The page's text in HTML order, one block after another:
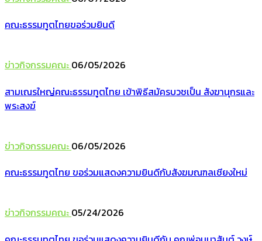
คณะธรรมทูตไทยขอร่วมยินดี
ข่าวกิจกรรมคณะ 06/05/2026
สามเณรใหญ่คณะธรรมทูตไทย เข้าพิธีสมัครบวชเป็น สังฆานุกรและ
พระสงฆ์
ข่าวกิจกรรมคณะ 06/05/2026
คณะธรรมทูตไทย ขอร่วมแสดงความยินดีกับสังฆมณฑลเชียงใหม่
ข่าวกิจกรรมคณะ 05/24/2026